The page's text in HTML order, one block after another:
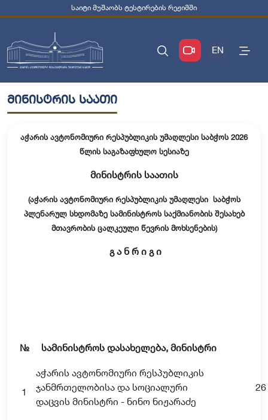
საიტი მუშაობს ტესტირების რეჟიმში
EN
მინისტრის საათი
აჭარის ავტონომიური რესპუბლიკის უმაღლესი საბჭოს 2026
წლის საგაზაფხულო სესიაზე
მინისტრის საათის
(აჭარის ავტონომიური რესპუბლიკის უმაღლესი საბჭოს
პლენარულ სხდომაზე სამინისტროს საქმიანობის შესახებ
მთავრობის ცალკეული წევრის მოხსენების)
გ ა ნ რ ი გ ი
№ სამინისტროს დასახელება, მინისტრი
1
აჭარის ავტონომიური რესპუბლიკის
ჯანმრთელობისა და სოციალური
დაცვის მინისტრი - ნინო ნიჟარაძე